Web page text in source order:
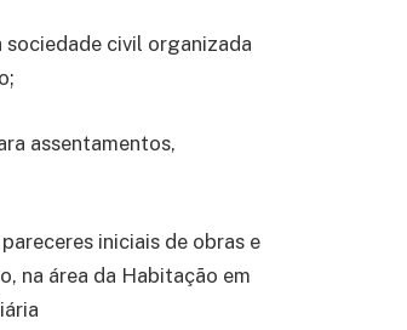
civil organizada
assentamentos,
iniciais de obras e
na área da Habitação em